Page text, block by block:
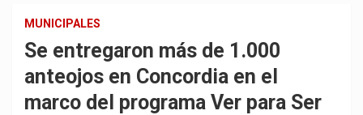
MUNICIPALES
Se entregaron más de 1.000
anteojos en Concordia en el
marco del programa Ver para Ser